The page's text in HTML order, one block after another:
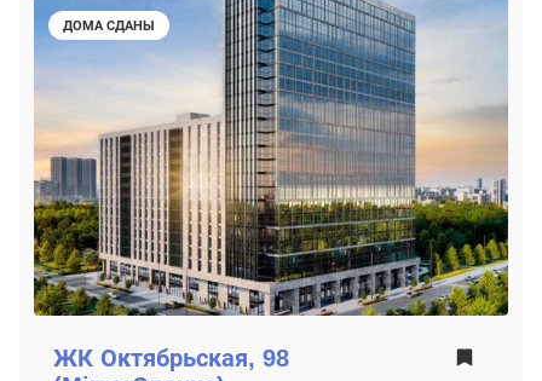
ДОМА СДАНЫ
ЖК Октябрьская, 98